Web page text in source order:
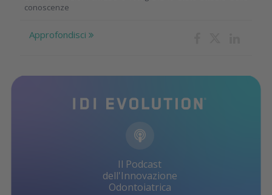
conoscenze
Approfondisci
Il Podcast
dell'Innovazione
Odontoiatrica